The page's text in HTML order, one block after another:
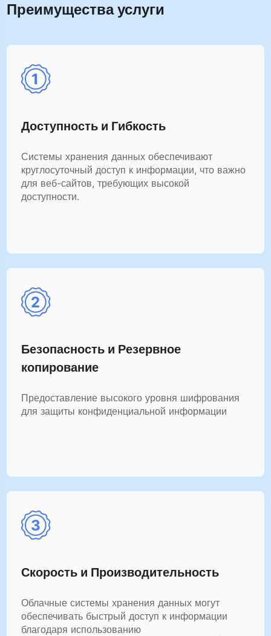
Преимущества услуги
Доступность и Гибкость
Системы хранения данных обеспечивают
круглосуточный доступ к информации, что важно
для веб-сайтов, требующих высокой
доступности.
Безопасность и Резервное
копирование
Предоставление высокого уровня шифрования
для защиты конфиденциальной информации
Скорость и Производительность
Облачные системы хранения данных могут
обеспечивать быстрый доступ к информации
благодаря использованию